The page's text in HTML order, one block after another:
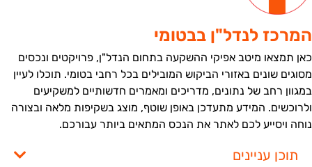
לנדל"ן בבטומי
תמצאו מיטב אפיקי ההשקעה בתחום הנדל"ן, פרויקטים ונכסים
שונים באזורי הביקוש המובילים בכל רחבי בטומי. תוכלו לעיין
רחב של נתונים, מדריכים ומאמרים חדשותיים למשקיעים
המידע מתעדכן באופן שוטף, מוצג בשקיפות מלאה ובצורה
ויסייע לכם לאתר את הנכס המתאים ביותר עבורכם.
תוכן עניינים